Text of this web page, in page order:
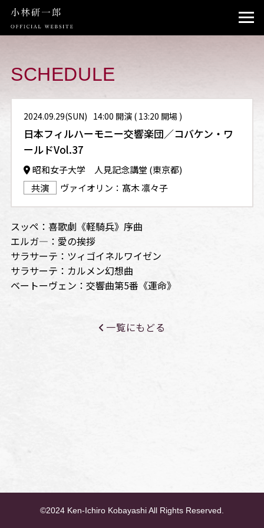
TOP
SCHEDULE
CONTACT
SCHEDULE
2024.09.29(SUN) 14:00 開演 ( 13:20 開場 )
日本フィルハーモニー交響楽団／コバケン・ワ
ールドVol.37
昭和女子大学 人見記念講堂 (東京都)
共演
ヴァイオリン：髙木 凛々子
スッペ：喜歌劇《軽騎兵》序曲
エルガ―：愛の挨拶
サラサーテ：ツィゴイネルワイゼン
サラサーテ：カルメン幻想曲
ベートーヴェン：交響曲第5番《運命》
一覧にもどる
©2024 Ken-Ichiro Kobayashi All Rights Reserved.